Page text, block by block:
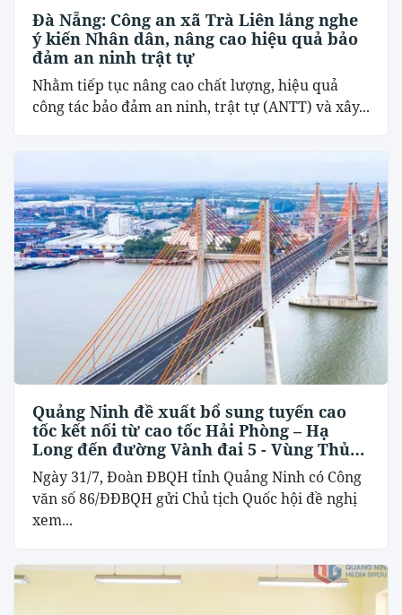
Đà Nẵng: Công an xã Trà Liên lắng nghe
ý kiến Nhân dân, nâng cao hiệu quả bảo
đảm an ninh trật tự
Nhằm tiếp tục nâng cao chất lượng, hiệu quả
công tác bảo đảm an ninh, trật tự (ANTT) và xây...
Quảng Ninh đề xuất bổ sung tuyến cao
tốc kết nối từ cao tốc Hải Phòng – Hạ
Long đến đường Vành đai 5 - Vùng Thủ
đô Hà Nội
Ngày 31/7, Đoàn ĐBQH tỉnh Quảng Ninh có Công
văn số 86/ĐĐBQH gửi Chủ tịch Quốc hội đề nghị
xem...